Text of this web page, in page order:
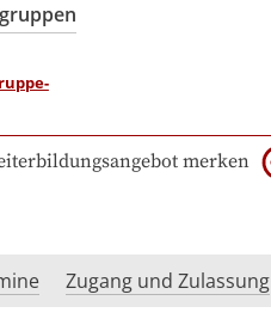
merken
Zugang und Zulassung